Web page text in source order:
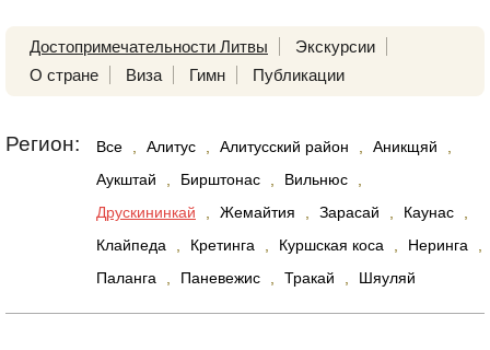
Достопримечательности Литвы
Экскурсии
О стране
Виза Гимн Публикации
Регион: Все Алитус Алитусский район Аникщяй
Аукштай
Бирштонас Вильнюс
Друскининкай
Жемайтия Зарасай Каунас
Клайпеда
Кретинга Куршская коса Неринга
Паланга
Паневежис Тракай Шяуляй